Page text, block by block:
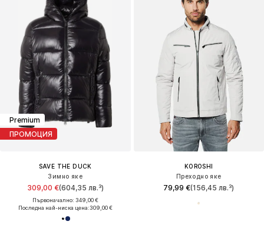
Premium
ПРОМОЦИЯ
SAVE THE DUCK
Зимно яке
309,00 €(604,35 лв.³)
Първоначално: 349,00 €
Последна най-ниска цена:309,00 €
KOROSHI
Преходно яке
79,99 €(156,45 лв.³)